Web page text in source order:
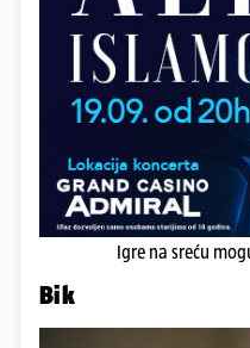
Igre na sreću
Bik